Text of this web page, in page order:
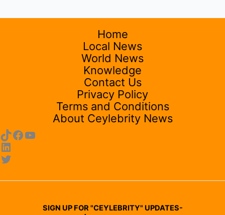
Home
Local News
World News
Knowledge
Contact Us
Privacy Policy
Terms and Conditions
About Ceylebrity News
SIGN UP FOR "CEYLEBRITY" UPDATES-